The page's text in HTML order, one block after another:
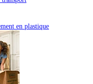
en plastique